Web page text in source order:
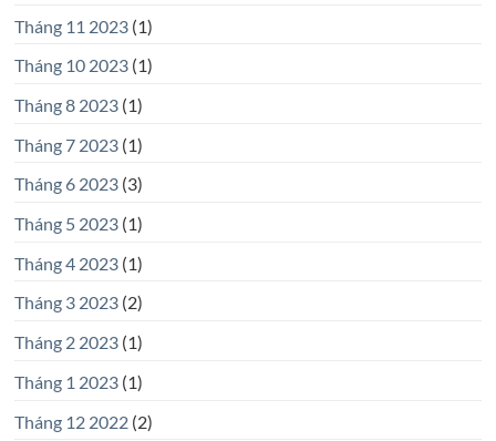
Tháng 11 2023(1)
Tháng 10 2023(1)
Tháng 8 2023(1)
Tháng 7 2023(1)
Tháng 6 2023(3)
Tháng 5 2023(1)
Tháng 4 2023(1)
Tháng 3 2023(2)
Tháng 2 2023(1)
Tháng 1 2023(1)
Tháng 12 2022(2)